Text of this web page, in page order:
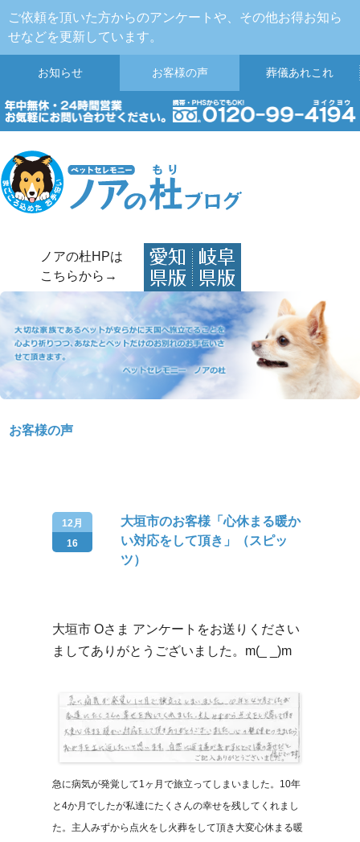
ご依頼を頂いた方からのアンケートや、その他お得お知ら
せなどを更新しています。
お知らせ お客様の声 葬儀あれこれ
ノアの杜HPは
こちらから→
お客様の声
12月
16
大垣市のお客様「心休まる暖か
い対応をして頂き」（スピッ
ツ）
大垣市 Oさま アンケートをお送りください
ましてありがとうございました。m(_ _)m
急に病気が発覚して1ヶ月で旅立ってしまいました。10年
と4か月でしたが私達にたくさんの幸せを残してくれまし
た。主人みずから点火をし火葬をして頂き大変心休まる暖